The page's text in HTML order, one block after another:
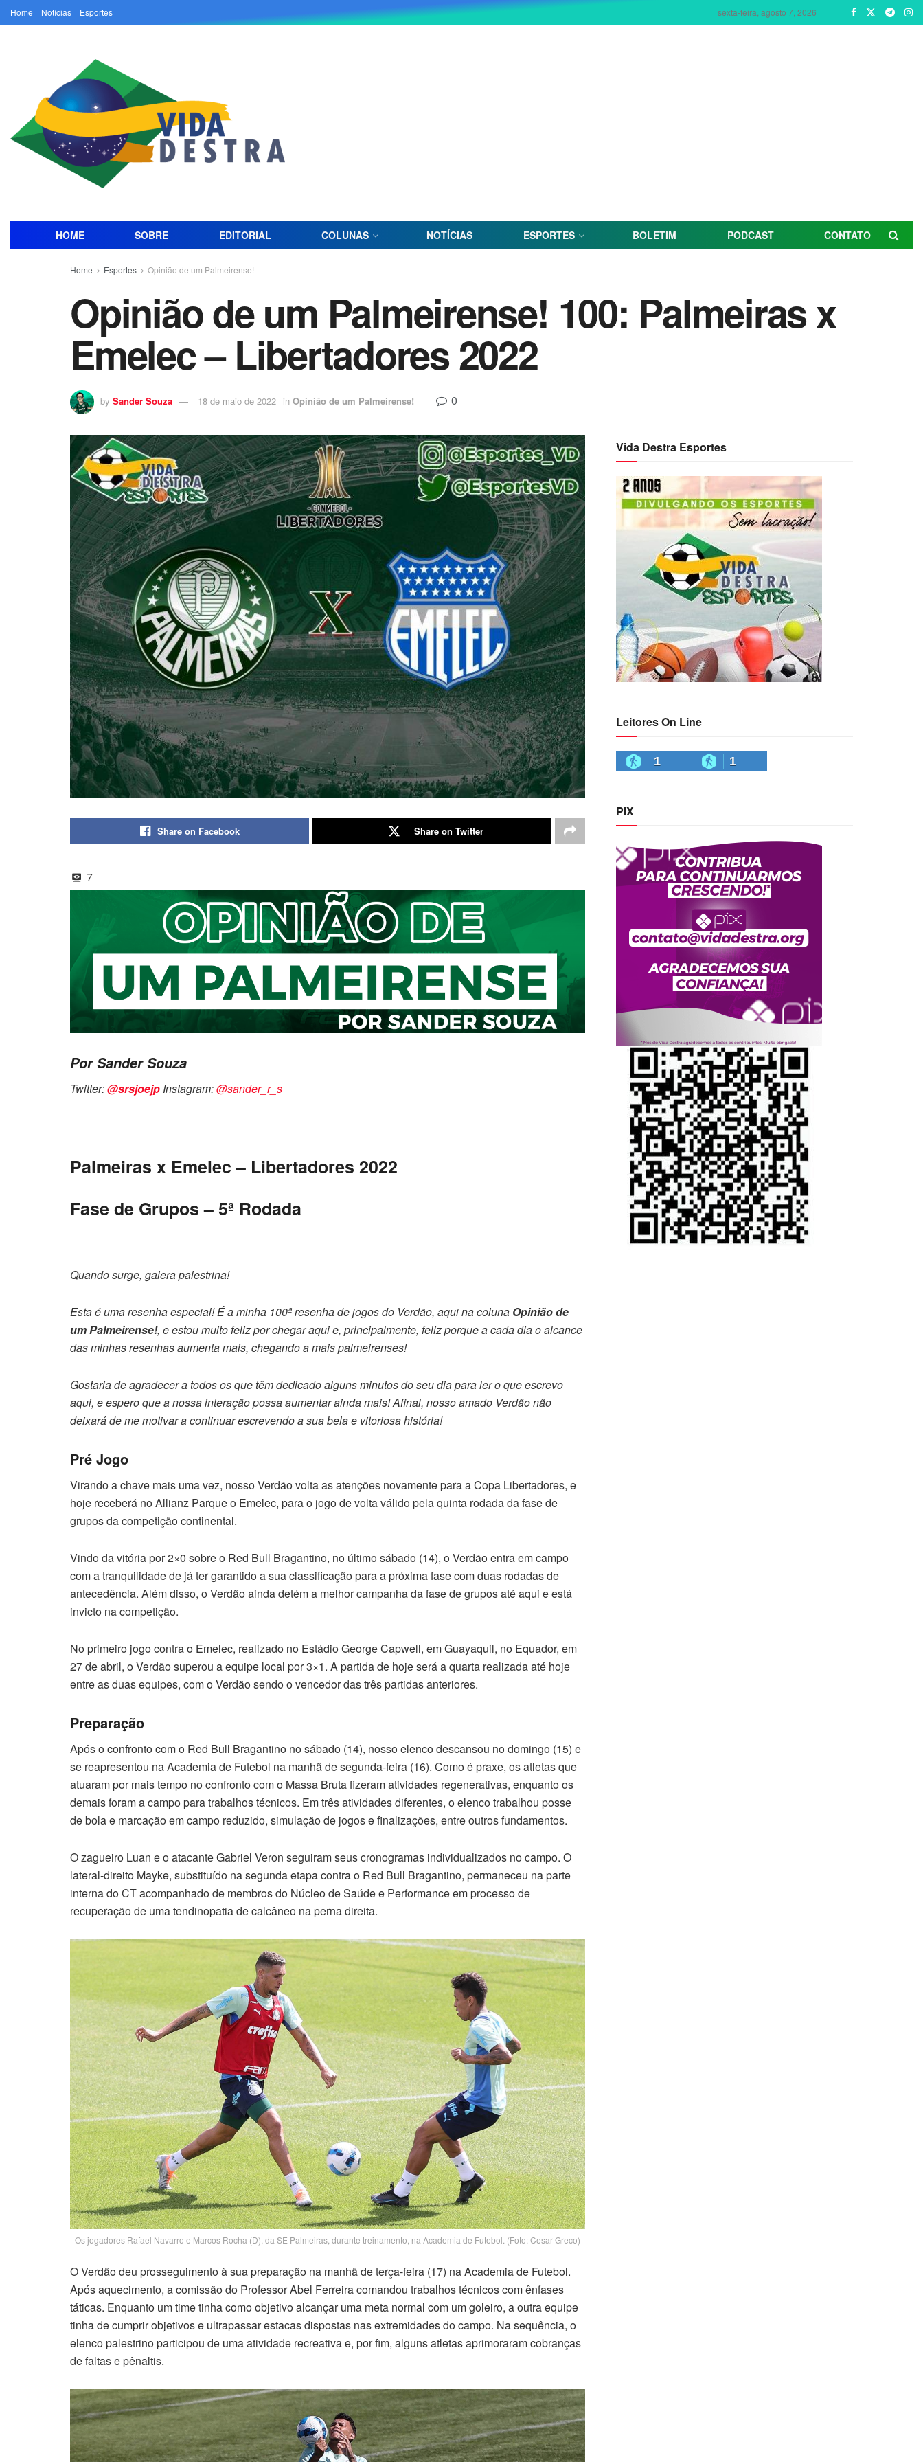
Home Notícias Esportes sexta-feira, agosto 7, 2026
HOME SOBRE EDITORIAL COLUNAS NOTÍCIAS ESPORTES BOLETIM PODCAST CONTATO
Home Esportes Opinião de um Palmeirense!
Opinião de um Palmeirense! 100: Palmeiras x
Emelec – Libertadores 2022
by Sander Souza 18 de maio de 2022 in Opinião de um Palmeirense! 0
Share on Facebook Share on Twitter
7
Por Sander Souza
Twitter:@srsjoejp Instagram:@sander_r_s
Palmeiras x Emelec – Libertadores 2022
Fase de Grupos – 5ª Rodada
Quando surge, galera palestrina!
Esta é uma resenha especial! É a minha 100ª resenha de jogos do Verdão, aqui na coluna Opinião de
um Palmeirense!, e estou muito feliz por chegar aqui e, principalmente, feliz porque a cada dia o alcance
das minhas resenhas aumenta mais, chegando a mais palmeirenses!
Gostaria de agradecer a todos os que têm dedicado alguns minutos do seu dia para ler o que escrevo
aqui, e espero que a nossa interação possa aumentar ainda mais! Afinal, nosso amado Verdão não
deixará de me motivar a continuar escrevendo a sua bela e vitoriosa história!
Pré Jogo
Virando a chave mais uma vez, nosso Verdão volta as atenções novamente para a Copa Libertadores, e
hoje receberá no Allianz Parque o Emelec, para o jogo de volta válido pela quinta rodada da fase de
grupos da competição continental.
Vindo da vitória por 2×0 sobre o Red Bull Bragantino, no último sábado (14), o Verdão entra em campo
com a tranquilidade de já ter garantido a sua classificação para a próxima fase com duas rodadas de
antecedência. Além disso, o Verdão ainda detém a melhor campanha da fase de grupos até aqui e está
invicto na competição.
No primeiro jogo contra o Emelec, realizado no Estádio George Capwell, em Guayaquil, no Equador, em
27 de abril, o Verdão superou a equipe local por 3×1. A partida de hoje será a quarta realizada até hoje
entre as duas equipes, com o Verdão sendo o vencedor das três partidas anteriores.
Preparação
Após o confronto com o Red Bull Bragantino no sábado (14), nosso elenco descansou no domingo (15) e
se reapresentou na Academia de Futebol na manhã de segunda-feira (16). Como é praxe, os atletas que
atuaram por mais tempo no confronto com o Massa Bruta fizeram atividades regenerativas, enquanto os
demais foram a campo para trabalhos técnicos. Em três atividades diferentes, o elenco trabalhou posse
de bola e marcação em campo reduzido, simulação de jogos e finalizações, entre outros fundamentos.
O zagueiro Luan e o atacante Gabriel Veron seguiram seus cronogramas individualizados no campo. O
lateral-direito Mayke, substituído na segunda etapa contra o Red Bull Bragantino, permaneceu na parte
interna do CT acompanhado de membros do Núcleo de Saúde e Performance em processo de
recuperação de uma tendinopatia de calcâneo na perna direita.
Os jogadores Rafael Navarro e Marcos Rocha (D), da SE Palmeiras, durante treinamento, na Academia de Futebol. (Foto: Cesar Greco)
O Verdão deu prosseguimento à sua preparação na manhã de terça-feira (17) na Academia de Futebol.
Após aquecimento, a comissão do Professor Abel Ferreira comandou trabalhos técnicos com ênfases
táticas. Enquanto um time tinha como objetivo alcançar uma meta normal com um goleiro, a outra equipe
tinha de cumprir objetivos e ultrapassar estacas dispostas nas extremidades do campo. Na sequência, o
elenco palestrino participou de uma atividade recreativa e, por fim, alguns atletas aprimoraram cobranças
de faltas e pênaltis.
Vida Destra Esportes
Leitores On Line
1 1
PIX